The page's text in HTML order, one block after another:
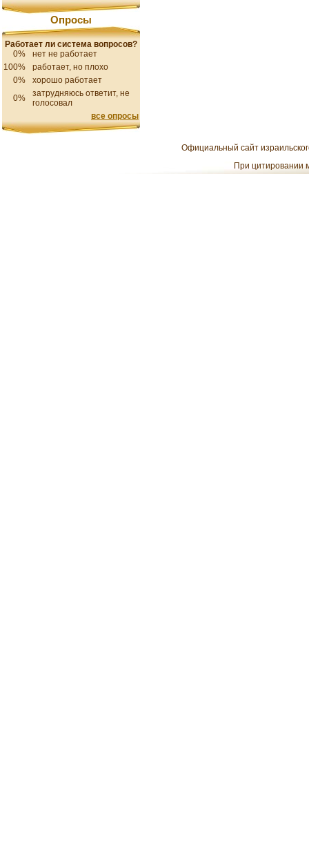
Опросы
Работает ли система вопросов?
0%
нет не работает
100%
работает, но плохо
0%
хорошо работает
0%
затрудняюсь ответит, не
голосовал
все опросы
Официальный сайт
При цитировании